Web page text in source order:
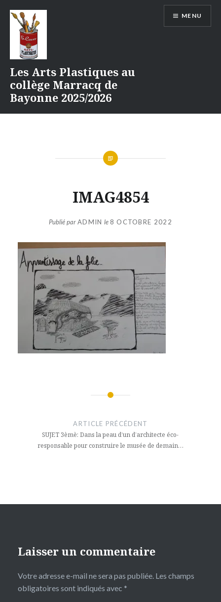
contenu
Les Arts Plastiques au
collège Marracq de
Bayonne 2025/2026
MENU
IMAG4854
Publié parADMIN le 8 OCTOBRE 2022
l’article
ARTICLE PRÉCÉDENT
SUJET 3èmè: Dans la peau d’un d’architecte éco-
responsable pour construire le musée de demain…
Laisser un commentaire
Votre adresse e-mail ne sera pas publiée. Les champs
obligatoires sont indiqués avec *